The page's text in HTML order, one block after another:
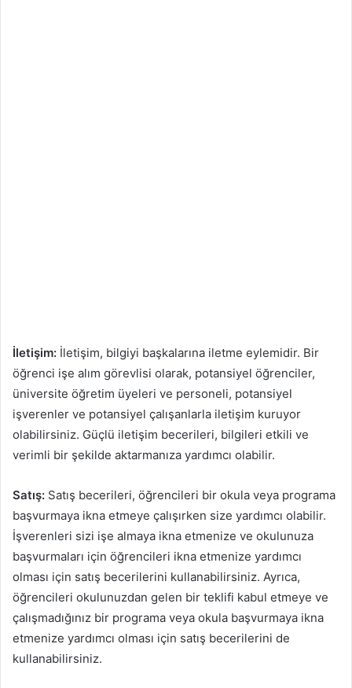
İletişim: İletişim, bilgiyi başkalarına iletme eylemidir. Bir
öğrenci işe alım görevlisi olarak, potansiyel öğrenciler,
üniversite öğretim üyeleri ve personeli, potansiyel
işverenler ve potansiyel çalışanlarla iletişim kuruyor
olabilirsiniz. Güçlü iletişim becerileri, bilgileri etkili ve
verimli bir şekilde aktarmanıza yardımcı olabilir.
Satış: Satış becerileri, öğrencileri bir okula veya programa
başvurmaya ikna etmeye çalışırken size yardımcı olabilir.
İşverenleri sizi işe almaya ikna etmenize ve okulunuza
başvurmaları için öğrencileri ikna etmenize yardımcı
olması için satış becerilerini kullanabilirsiniz. Ayrıca,
öğrencileri okulunuzdan gelen bir teklifi kabul etmeye ve
çalışmadığınız bir programa veya okula başvurmaya ikna
etmenize yardımcı olması için satış becerilerini de
kullanabilirsiniz.